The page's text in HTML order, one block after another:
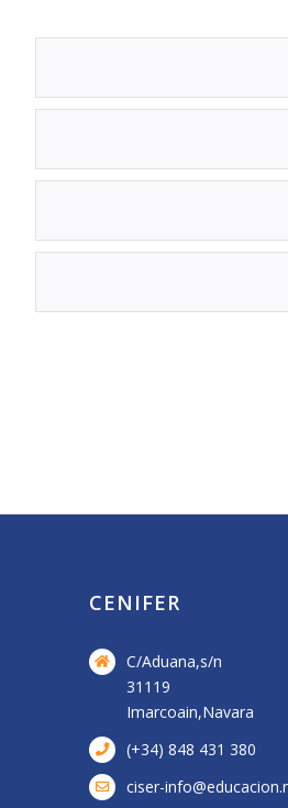
CENIFER
C/Aduana,s/n
31119
Imarcoain,Navara
(+34) 848 431 380
ciser-
Visita a central de
Energía